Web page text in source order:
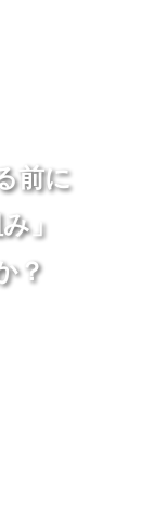
前に
」
？